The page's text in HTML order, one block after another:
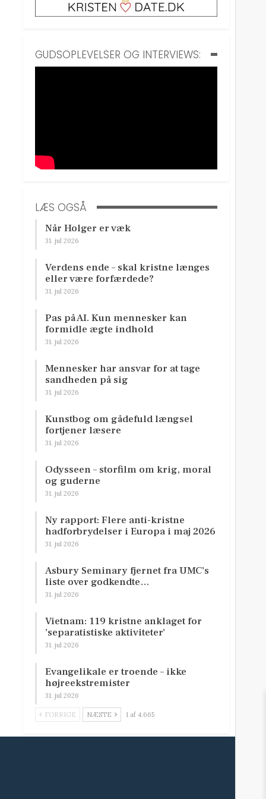
GUDSOPLEVELSER OG INTERVIEWS:
LÆS OGSÅ
Når Holger er væk
31. jul 2026
Verdens ende – skal kristne længes
eller være forfærdede?
31. jul 2026
Pas på AI. Kun mennesker kan
formidle ægte indhold
31. jul 2026
Mennesker har ansvar for at tage
sandheden på sig
31. jul 2026
Kunstbog om gådefuld længsel
fortjener læsere
31. jul 2026
Odysseen – storfilm om krig, moral
og guderne
31. jul 2026
Ny rapport: Flere anti-kristne
hadforbrydelser i Europa i maj 2026
31. jul 2026
Asbury Seminary fjernet fra UMC’s
liste over godkendte…
31. jul 2026
Vietnam: 119 kristne anklaget for
’separatistiske aktiviteter’
31. jul 2026
Evangelikale er troende – ikke
højreekstremister
31. jul 2026
FORRIGE NÆSTE 1 af 4.665